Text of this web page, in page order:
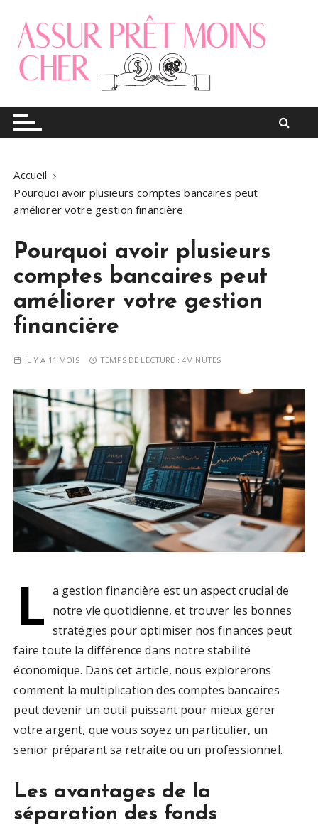
Assur pret moins cher
Le blog finance
Accueil
Pourquoi avoir plusieurs comptes bancaires peut
améliorer votre gestion financière
Pourquoi avoir plusieurs
comptes bancaires peut
améliorer votre gestion
financière
IL Y A 11 MOIS TEMPS DE LECTURE : 4MINUTES
L a gestion financière est un aspect crucial de
notre vie quotidienne, et trouver les bonnes
stratégies pour optimiser nos finances peut
faire toute la différence dans notre stabilité
économique. Dans cet article, nous explorerons
comment la multiplication des comptes bancaires
peut devenir un outil puissant pour mieux gérer
votre argent, que vous soyez un particulier, un
senior préparant sa retraite ou un professionnel.
Les avantages de la
séparation des fonds